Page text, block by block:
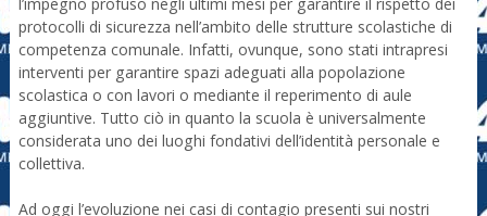
l’impegno profuso negli ultimi mesi per garantire il rispetto dei
protocolli di sicurezza nell’ambito delle strutture scolastiche di
competenza comunale. Infatti, ovunque, sono stati intrapresi
interventi per garantire spazi adeguati alla popolazione
scolastica o con lavori o mediante il reperimento di aule
aggiuntive. Tutto ciò in quanto la scuola è universalmente
considerata uno dei luoghi fondativi dell’identità personale e
collettiva.
Ad oggi l’evoluzione nei casi di contagio presenti sui nostri